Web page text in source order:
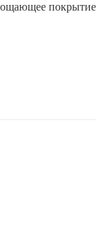
покрытие